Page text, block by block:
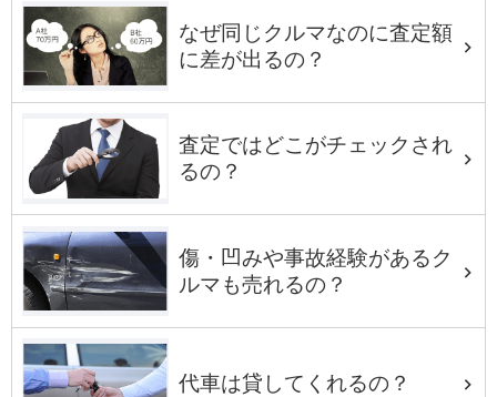
なぜ同じクルマなのに査定額
に差が出るの？
査定ではどこがチェックされ
るの？
傷・凹みや事故経験があるク
ルマも売れるの？
代車は貸してくれるの？